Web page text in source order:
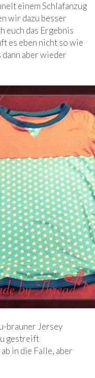
einem Schlafanzug
wir dazu besser
euch das Ergebnis
es eben nicht so wie
aber wieder
brauner Jersey
gestreift
in die Falle, aber